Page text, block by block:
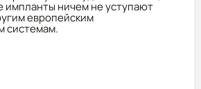
импланты ничем не уступают
европейским
системам.